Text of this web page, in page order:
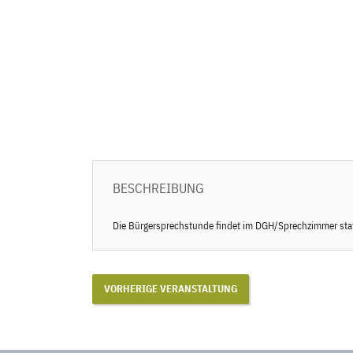
BESCHREIBUNG
Die Bürgersprechstunde findet im DGH/Sprechzimmer
VORHERIGE VERANSTALTUNG